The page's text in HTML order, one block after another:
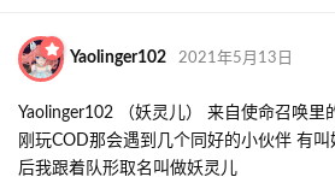
Yaolinger102 2021年5月13日
Yaolinger102 （妖灵儿） 来自使命召唤里
刚玩COD那会遇到几个同好的小伙伴 有
后我跟着队形取名叫做妖灵儿